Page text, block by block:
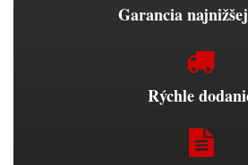
Garancia
Rýchle